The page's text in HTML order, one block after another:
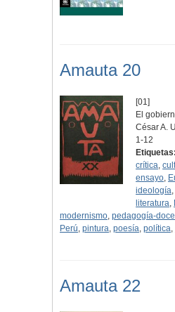
Amauta 20
[01]
El
César A.
1-12
Etiquetas:
crítica,
ensayo,
ideología
literatura,
modernismo, pedagogía-
Perú, pintura, poesía, política,
Amauta 22